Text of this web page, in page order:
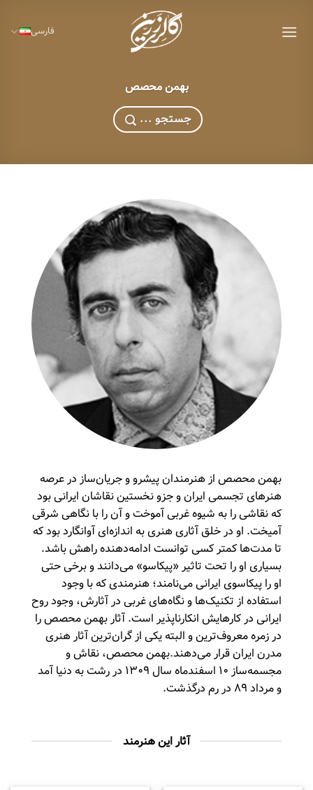
content
فارسی
بهمن محصص
... جستجو
بهمن محصص از هنرمندان پیشرو و جریان‌ساز در عرصه
هنرهای تجسمی ایران و جزو نخستین نقاشان ایرانی بود
که نقاشی را به شیوه غربی آموخت و آن را با نگاهی شرقی
آمیخت. او در خلق آثاری هنری به اندازه‌ای آوانگارد بود که
تا مدت‌ها کمتر کسی توانست ادامه‌دهنده‌ راهش باشد.
بسیاری او را تحت تاثیر «پیکاسو» می‌دانند و برخی حتی
او را پیکاسوی ایرانی می‌نامند؛ هنرمندی که با وجود
استفاده از تکنیک‌ها و نگاه‌های غربی در آثارش، وجود روح
ایرانی در کارهایش انکارناپذیر است. آثار بهمن محصص را
در زمره معروف‌ترین و البته یکی از گران‌ترین آثار هنری
مدرن ایران قرار می‌دهند.بهمن محصص، نقاش و
مجسمه‌ساز ۱۰ اسفندماه سال ۱۳۰۹ در رشت به دنیا آمد
و مرداد ۸۹ در رم درگذشت.
آثار این هنرمند